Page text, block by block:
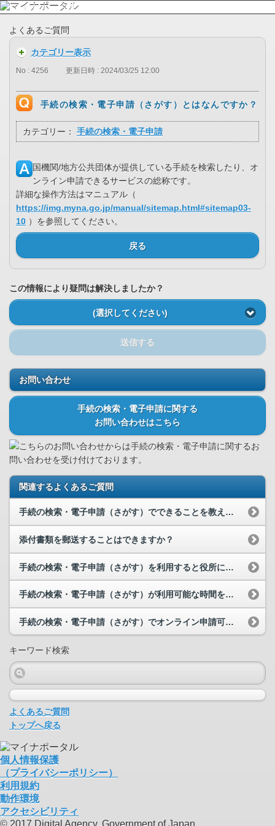
よくあるご質問
カテゴリー表示
No : 4256 更新日時 : 2024/03/25 12:00
手続の検索・電子申請（さがす）とはなんですか？
カテゴリー： 手続の検索・電子申請
国機関/地方公共団体が提供している手続を検索したり、オ
ンライン申請できるサービスの総称です。
詳細な操作方法はマニュアル（
https://img.myna.go.jp/manual/sitemap.html#sitemap03-
10 ）を参照してください。
戻る
この情報により疑問は解決しましたか？
(選択してください)
送信する
お問い合わせ
手続の検索・電子申請に関する
お問い合わせはこちら
こちらのお問い合わせからは手続の検索・電子申請に関するお
問い合わせを受け付けております。
関連するよくあるご質問
手続の検索・電子申請（さがす）でできることを教えて下さい。
添付書類を郵送することはできますか？
手続の検索・電子申請（さがす）を利用すると役所に行かなくてよいのでしょうか？
手続の検索・電子申請（さがす）が利用可能な時間を教えて下さい。
手続の検索・電子申請（さがす）でオンライン申請可能な手続は何があるのでしょうか？
キーワード検索
よくあるご質問
トップへ戻る
個人情報保護
（プライバシーポリシー）
利用規約
動作環境
アクセシビリティ